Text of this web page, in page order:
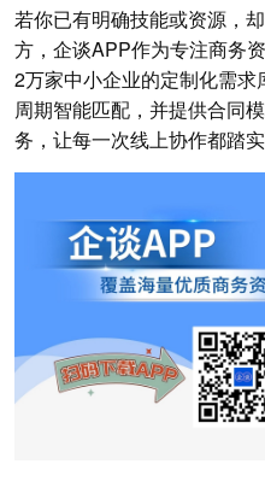
若你已有明确技能或资源，
方，企谈APP作为专注商务
2万家中小企业的定制化需
周期智能匹配，并提供合同
务，让每一次线上协作都踏实